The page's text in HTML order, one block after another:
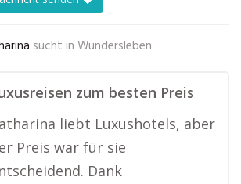
sucht in Wundersleben
zum besten Preis
liebt Luxushotels, aber
Preis war für sie
Dank